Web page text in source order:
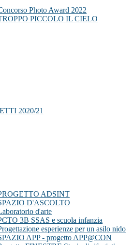
Photo Award 2022
PICCOLO IL CIELO
2020/21
ADSINT
D'ASCOLTO
d'arte
3B SSAS e scuola infanzia
esperienze per un asilo nido
APP - progetto APP@CON